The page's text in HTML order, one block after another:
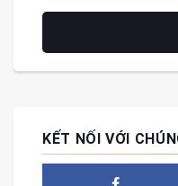
KẾT NỐI VỚI